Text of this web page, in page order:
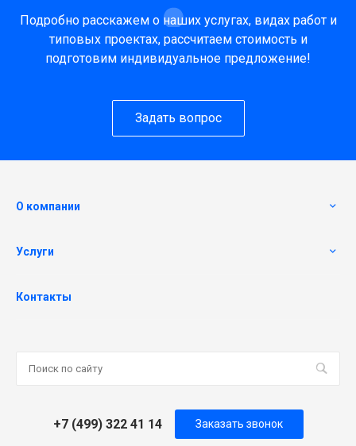
Подробно расскажем о наших услугах, видах работ и
типовых проектах, рассчитаем стоимость и
подготовим индивидуальное предложение!
Задать вопрос
О компании
Услуги
Контакты
+7 (499) 322 41 14 Заказать звонок